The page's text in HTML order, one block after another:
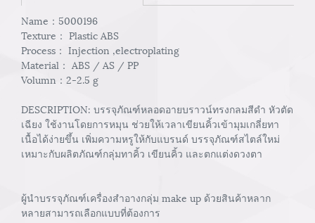
Name：5000196
Texture： Plastic ABS
Process： Injection ,electroplating
Material： ABS / AS / PP
Volumn：2-2.5 g
DESCRIPTION: บรรจุภัณฑ์หลอดอายบราวน์ทรงกลมสีดำ หัวตัด
เฉียง ใช้งานโดยการหมุน ช่วยให้เวลาเขียนคิ้วเข้ามุมเกลี่ยทา
เนื้อได้ง่ายขึ้น เพิ่มความหรูให้กับแบรนด์ บรรจุภัณฑ์สไตล์ใหม่
เหมาะกับผลิตภัณฑ์กลุ่มทาคิ้ว เขียนคิ้ว และตกแต่งดวงตา
ผู้นำบรรจุภัณฑ์เครื่องสำอางกลุ่ม make up ด้วยสินค้าหลาก
หลายสามารถเลือกแบบที่ต้องการ